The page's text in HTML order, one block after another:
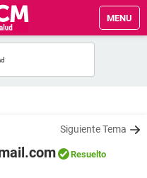
MENU
Siguiente Tema
Resuelto